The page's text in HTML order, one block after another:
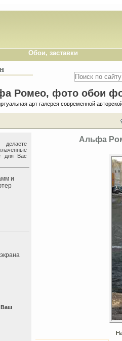
Обои, заставки
Ромео, фото обои
арт галерея современной
для Вас
и
Ваш
Альфа